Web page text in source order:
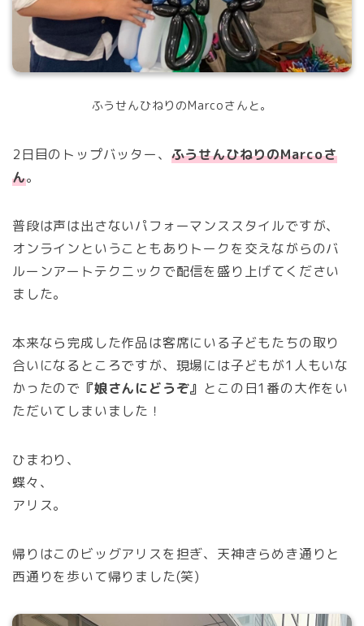
ふうせんひねりのMarcoさんと。
2日目のトップバッター、 ふうせんひねりのMarcoさ
ん。
普段は声は出さないパフォーマンススタイルですが、
オンラインということもありトークを交えながらのバ
ルーンアートテクニックで配信を盛り上げてください
ました。
本来なら完成した作品は客席にいる子どもたちの取り
合いになるところですが、現場には子どもが1人もいな
かったので 『娘さんにどうぞ』 とこの日1番の大作をい
ただいてしまいました！
ひまわり、
蝶々、
アリス。
帰りはこのビッグアリスを担ぎ、天神きらめき通りと
西通りを歩いて帰りました(笑)